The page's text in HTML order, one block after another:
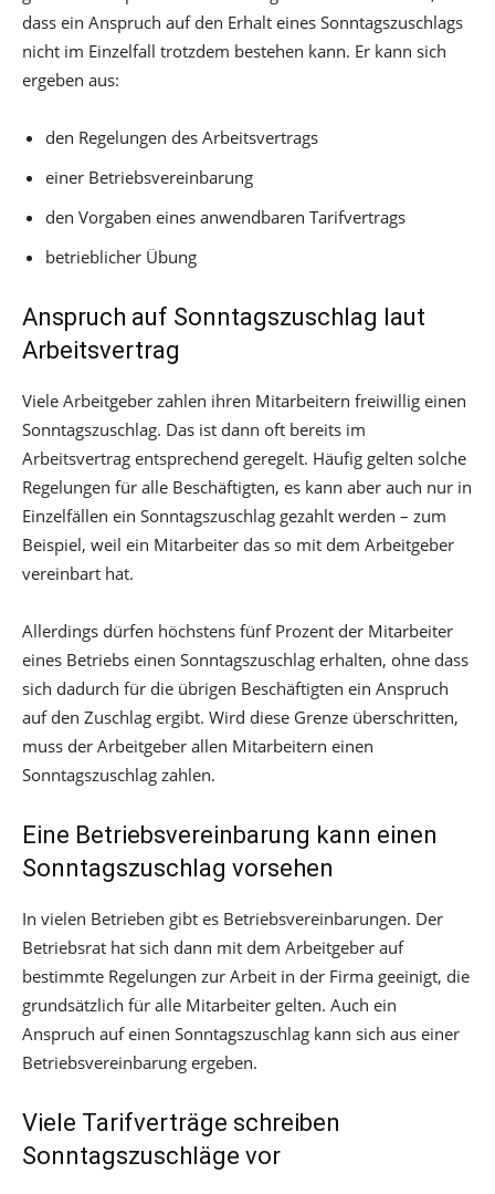
dass ein Anspruch auf den Erhalt eines Sonntagszuschlags
nicht im Einzelfall trotzdem bestehen kann. Er kann sich
ergeben aus:
den Regelungen des Arbeitsvertrags
einer Betriebsvereinbarung
den Vorgaben eines anwendbaren Tarifvertrags
betrieblicher Übung
Anspruch auf Sonntagszuschlag laut
Arbeitsvertrag
Viele Arbeitgeber zahlen ihren Mitarbeitern freiwillig einen
Sonntagszuschlag. Das ist dann oft bereits im
Arbeitsvertrag entsprechend geregelt. Häufig gelten solche
Regelungen für alle Beschäftigten, es kann aber auch nur in
Einzelfällen ein Sonntagszuschlag gezahlt werden – zum
Beispiel, weil ein Mitarbeiter das so mit dem Arbeitgeber
vereinbart hat.
Allerdings dürfen höchstens fünf Prozent der Mitarbeiter
eines Betriebs einen Sonntagszuschlag erhalten, ohne dass
sich dadurch für die übrigen Beschäftigten ein Anspruch
auf den Zuschlag ergibt. Wird diese Grenze überschritten,
muss der Arbeitgeber allen Mitarbeitern einen
Sonntagszuschlag zahlen.
Eine Betriebsvereinbarung kann einen
Sonntagszuschlag vorsehen
In vielen Betrieben gibt es Betriebsvereinbarungen. Der
Betriebsrat hat sich dann mit dem Arbeitgeber auf
bestimmte Regelungen zur Arbeit in der Firma geeinigt, die
grundsätzlich für alle Mitarbeiter gelten. Auch ein
Anspruch auf einen Sonntagszuschlag kann sich aus einer
Betriebsvereinbarung ergeben.
Viele Tarifverträge schreiben
Sonntagszuschläge vor